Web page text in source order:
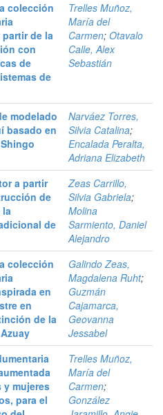
colección
de la
con
de
de
Trelles Muñoz,
María del
Carmen; Otavalo
Calle, Alex
Sebastián
modelado
basado en
Narváez Torres,
Silvia Catalina;
Encalada Peralta,
Adriana Elizabeth
a partir
de
la
de
Zeas Carrillo,
Silvia Gabriela;
Molina
Sarmiento, Daniel
Alejandro
colección
en
en
de la
Galindo Zeas,
Magdalena Ruht;
Guzmán
Cajamarca,
Geovanna
Jessabel
y mujeres
para el
Trelles Muñoz,
María del
Carmen;
González